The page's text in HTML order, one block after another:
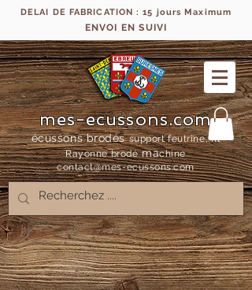
DELAI DE FABRICATION : 15 jours Maximum
ENVOI EN SUIVI
mes-ecussons.com
écussons brodés support feutrine, fil
Rayonne brodémachine
contact@mes-ecussons.com